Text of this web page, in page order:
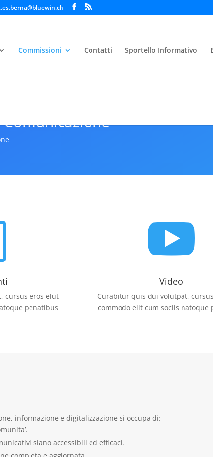
Commissioni Contatti Sportello Informativo
cursus eros elut
penatibus

Video
Curabitur quis dui volutpat,
commodo elit cum sociis natoque
informazione e digitalizzazione si occupa di:
siano accessibili ed efficaci.